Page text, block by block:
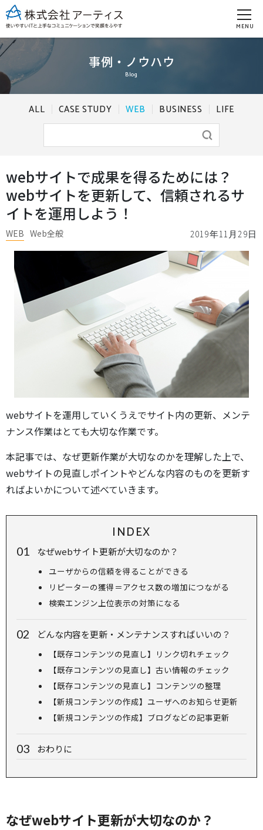
MENU
事例・ノウハウ
Blog
ALL CASE STUDY WEB BUSINESS LIFE
webサイトで成果を得るためには？
webサイトを更新して、信頼されるサ
イトを運用しよう！
2019年11月29日
WEB Web全般
webサイトを運用していくうえでサイト内の更新、メンテ
ナンス作業はとても大切な作業です。
本記事では、なぜ更新作業が大切なのかを理解した上で、
webサイトの見直しポイントやどんな内容のものを更新す
ればよいかについて述べていきます。
INDEX
なぜwebサイト更新が大切なのか？
ユーザからの信頼を得ることができる
リピーターの獲得＝アクセス数の増加につながる
検索エンジン上位表示の対策になる
どんな内容を更新・メンテナンスすればいいの？
【既存コンテンツの見直し】リンク切れチェック
【既存コンテンツの見直し】古い情報のチェック
【既存コンテンツの見直し】コンテンツの整理
【新規コンテンツの作成】ユーザへのお知らせ更新
【新規コンテンツの作成】ブログなどの記事更新
おわりに
なぜwebサイト更新が大切なのか？